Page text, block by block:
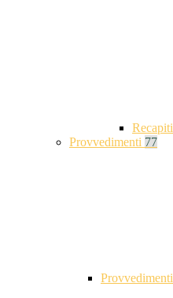
Provvedimenti 77